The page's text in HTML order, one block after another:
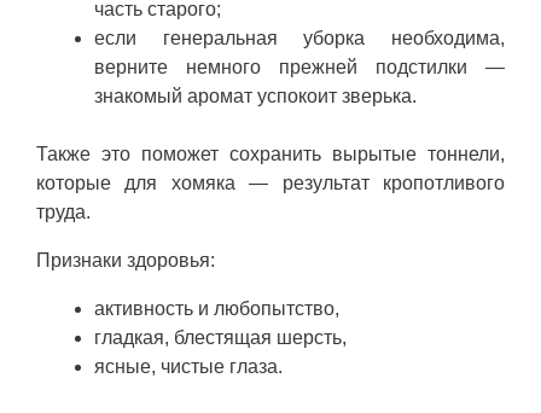
часть старого;
если генеральная уборка необходима,
верните немного прежней подстилки —
знакомый аромат успокоит зверька.
Также это поможет сохранить вырытые тоннели,
которые для хомяка — результат кропотливого
труда.
Признаки здоровья:
активность и любопытство,
гладкая, блестящая шерсть,
ясные, чистые глаза.